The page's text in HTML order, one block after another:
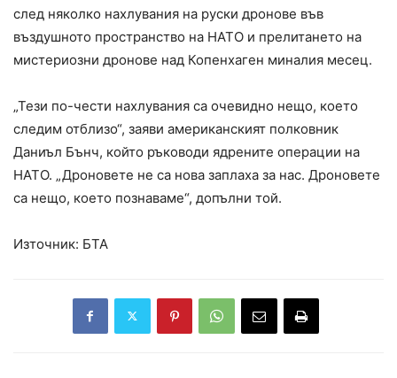
след няколко нахлувания на руски дронове във
въздушното пространство на НАТО и прелитането на
мистериозни дронове над Копенхаген миналия месец.
„Тези по-чести нахлувания са очевидно нещо, което
следим отблизо“, заяви американският полковник
Даниъл Бънч, който ръководи ядрените операции на
НАТО. „Дроновете не са нова заплаха за нас. Дроновете
са нещо, което познаваме“, допълни той.
Източник: БТА